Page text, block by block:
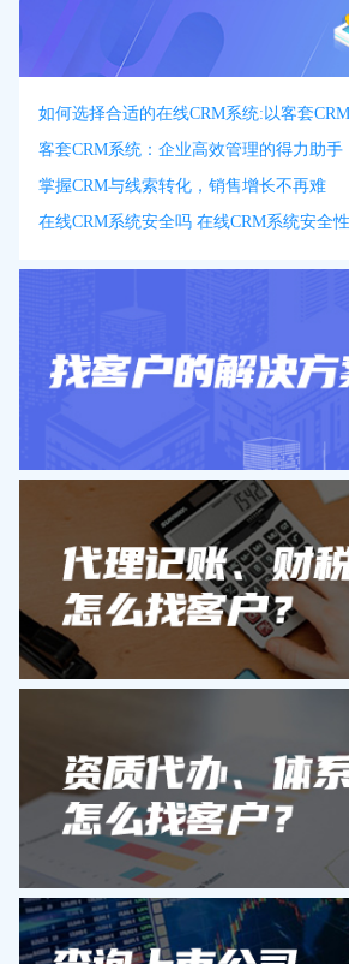
如何选择合适的在线CRM系统:以客套
客套CRM系统：企业高效管理的得力助手
掌握CRM与线索转化，销售增长不再难
在线CRM系统安全吗 在线CRM系统安全性